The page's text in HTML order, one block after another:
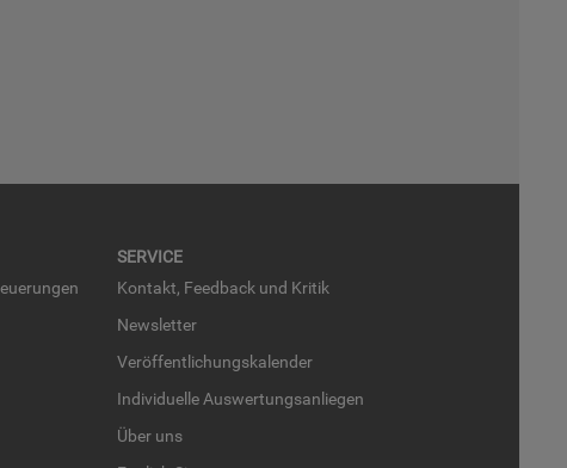
SER­VICE
Kon­takt, Feed­back und Kri­tik
News­let­ter
Ver­öf­fent­li­chungs­ka­len­der
In­di­vi­du­el­le Aus­wer­tungs­an­lie­gen
Über uns